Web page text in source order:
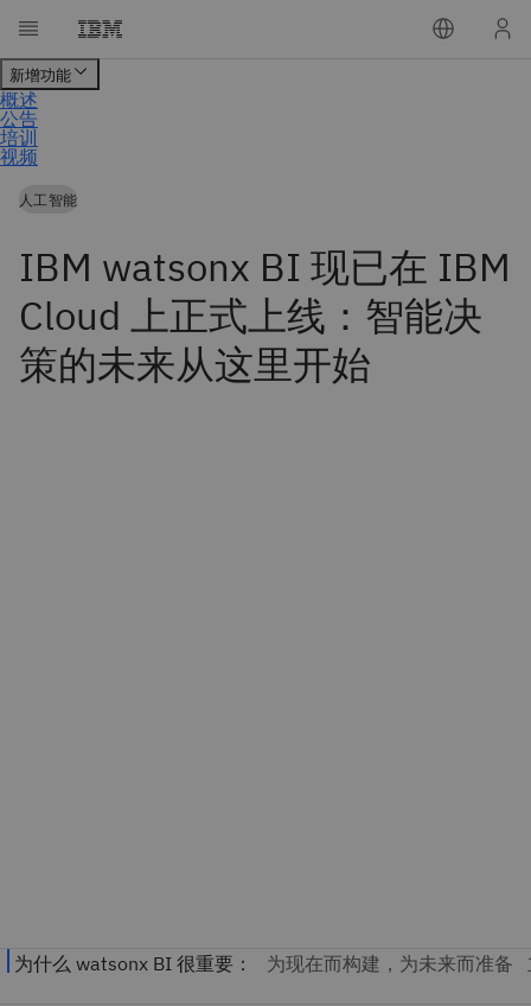
人工智能
IBM watsonx BI 现已在 IBM
Cloud 上正式上线：智能决
策的未来从这里开始